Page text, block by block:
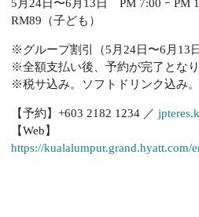
5月24日〜6月13日 PM 7:00 ｰ
RM89（子ども）
※グループ割引（5月24日〜6月13
※全額支払い後、予約が完了となり
※税サ込み。ソフトドリンク込み。
【予約】+603 2182 1234 ／
【Web】
https://kualalumpur.grand.hyatt.com/